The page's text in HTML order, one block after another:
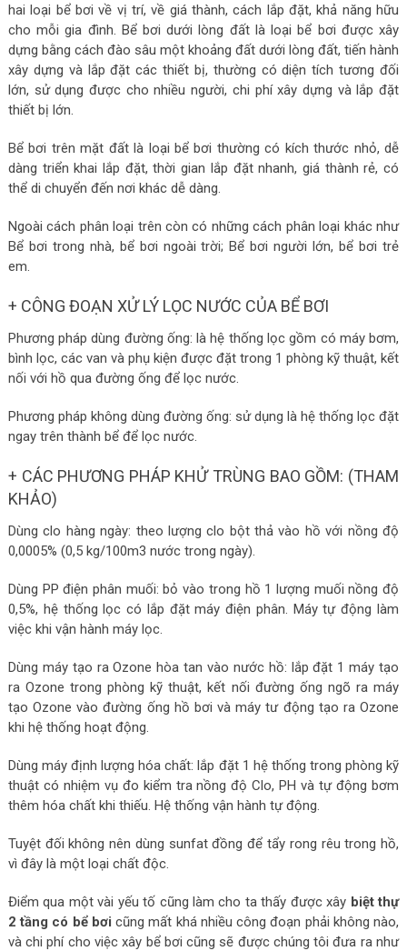
hai loại bể bơi về vị trí, về giá thành, cách lắp đặt, khả năng hữu
cho mỗi gia đình. Bể bơi dưới lòng đất là loại bể bơi được xây
dựng bằng cách đào sâu một khoảng đất dưới lòng đất, tiến hành
xây dựng và lắp đặt các thiết bị, thường có diện tích tương đối
lớn, sử dụng được cho nhiều người, chi phí xây dựng và lắp đặt
thiết bị lớn.
Bể bơi trên mặt đất là loại bể bơi thường có kích thước nhỏ, dễ
dàng triển khai lắp đặt, thời gian lắp đặt nhanh, giá thành rẻ, có
thể di chuyển đến nơi khác dễ dàng.
Ngoài cách phân loại trên còn có những cách phân loại khác như
Bể bơi trong nhà, bể bơi ngoài trời; Bể bơi người lớn, bể bơi trẻ
em.
+ CÔNG ĐOẠN XỬ LÝ LỌC NƯỚC CỦA BỂ BƠI
Phương pháp dùng đường ống: là hệ thống lọc gồm có máy bơm,
bình lọc, các van và phụ kiện được đặt trong 1 phòng kỹ thuật, kết
nối với hồ qua đường ống để lọc nước.
Phương pháp không dùng đường ống: sử dụng là hệ thống lọc đặt
ngay trên thành bể để lọc nước.
+ CÁC PHƯƠNG PHÁP KHỬ TRÙNG BAO GỒM: (THAM
KHẢO)
Dùng clo hàng ngày: theo lượng clo bột thả vào hồ với nồng độ
0,0005% (0,5 kg/100m3 nước trong ngày).
Dùng PP điện phân muối: bỏ vào trong hồ 1 lượng muối nồng độ
0,5%, hệ thống lọc có lắp đặt máy điện phân. Máy tự động làm
việc khi vận hành máy lọc.
Dùng máy tạo ra Ozone hòa tan vào nước hồ: lắp đặt 1 máy tạo
ra Ozone trong phòng kỹ thuật, kết nối đường ống ngõ ra máy
tạo Ozone vào đường ống hồ bơi và máy tư động tạo ra Ozone
khi hệ thống hoạt động.
Dùng máy định lượng hóa chất: lắp đặt 1 hệ thống trong phòng kỹ
thuật có nhiệm vụ đo kiểm tra nồng độ Clo, PH và tự động bơm
thêm hóa chất khi thiếu. Hệ thống vận hành tự động.
Tuyệt đối không nên dùng sunfat đồng để tẩy rong rêu trong hồ,
vì đây là một loại chất độc.
Điểm qua một vài yếu tố cũng làm cho ta thấy được xây biệt thự
2 tầng có bể bơi cũng mất khá nhiều công đoạn phải không nào,
và chi phí cho việc xây bể bơi cũng sẽ được chúng tôi đưa ra như